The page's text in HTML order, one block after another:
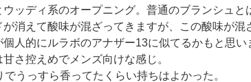
ッディ系のオープニング。普通のブランシュと
消えて酸味が混ざってきますが、この酸味が
人的にルラボのアナザー13に似てるかもと思い
さ控えめでメンズ向けな感じ。
うっすら香ってたくらい持ちはよかった。